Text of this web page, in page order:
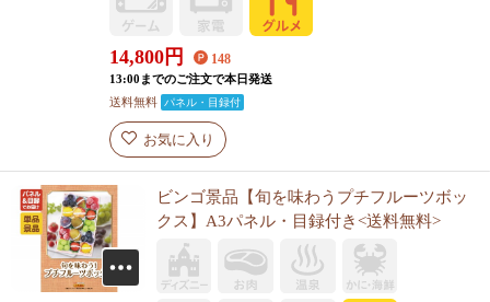
14,800 円 148
13:00までのご注文で本日発送
送料無料
パネル・目録付
お気に入り
ビンゴ景品【旬を味わうプチフルーツボッ
クス】A3パネル・目録付き<送料無料>